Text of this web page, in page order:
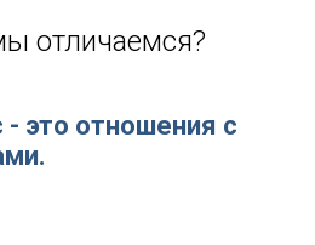
отличаемся?
- это отношения с